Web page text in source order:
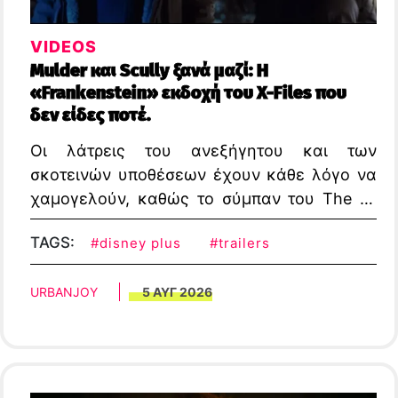
VIDEOS
Mulder και Scully ξανά μαζί: Η
«Frankenstein» εκδοχή του X-Files που
δεν είδες ποτέ.
Οι λάτρεις του ανεξήγητου και των
σκοτεινών υποθέσεων έχουν κάθε λόγο να
χαμογελούν, καθώς το σύμπαν του The X-
Files επιστρέφει στις οθόνες μας με έναν
τρόπο που κανείς δεν περιμένει.
TAGS: #disney plus #trailers
URBANJOY 5 ΑΥΓ 2026